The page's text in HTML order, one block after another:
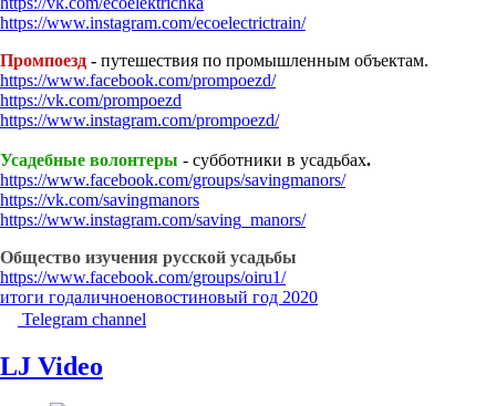
https://www.instagram.com/ecoelectrictrain/
Промпоезд - путешествия по промышленным объектам.
https://www.facebook.com/prompoezd/
https://vk.com/prompoezd
https://www.instagram.com/prompoezd/
Усадебные волонтеры - субботники в усадьбах.
https://www.facebook.com/groups/savingmanors/
https://vk.com/savingmanors
https://www.instagram.com/saving_manors/
Общество изучения русской усадьбы
https://www.facebook.com/groups/oiru1/
итоги годаличноеновостиновый год 2020
Telegram channel
LJ Video